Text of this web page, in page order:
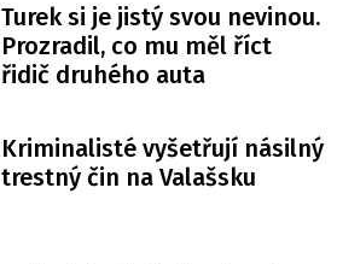
Turek si je jistý svou nevinou.
Prozradil, co mu měl říct
řidič druhého auta
Kriminalisté vyšetřují násilný
trestný čin na Valašsku